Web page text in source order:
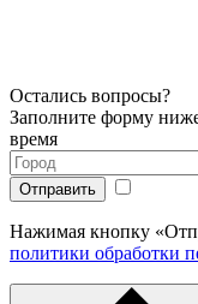
Остались вопросы?
Заполните форму
время
Нажимая кнопку
политики обработки